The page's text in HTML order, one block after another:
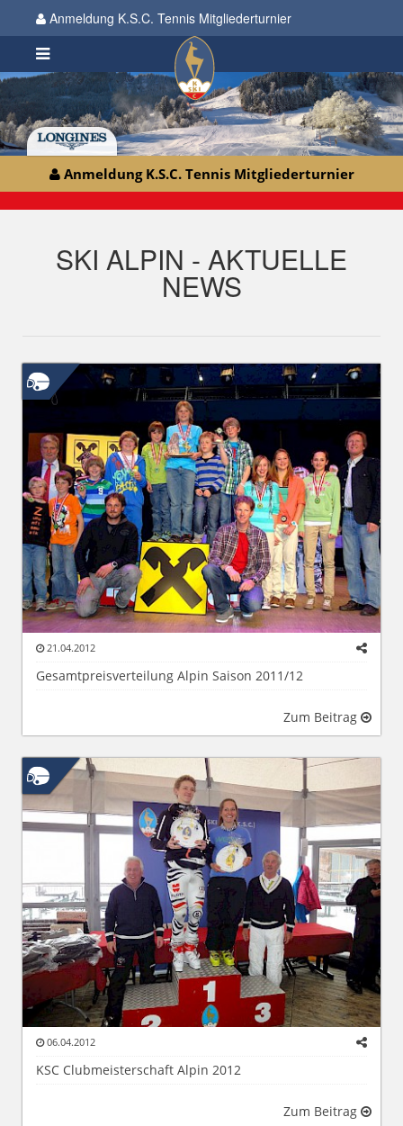
Anmeldung K.S.C. Tennis Mitgliederturnier
Anmeldung K.S.C. Tennis Mitgliederturnier
SKI ALPIN - AKTUELLE
NEWS
21.04.2012
Gesamtpreisverteilung Alpin Saison 2011/12
Zum Beitrag
06.04.2012
KSC Clubmeisterschaft Alpin 2012
Zum Beitrag